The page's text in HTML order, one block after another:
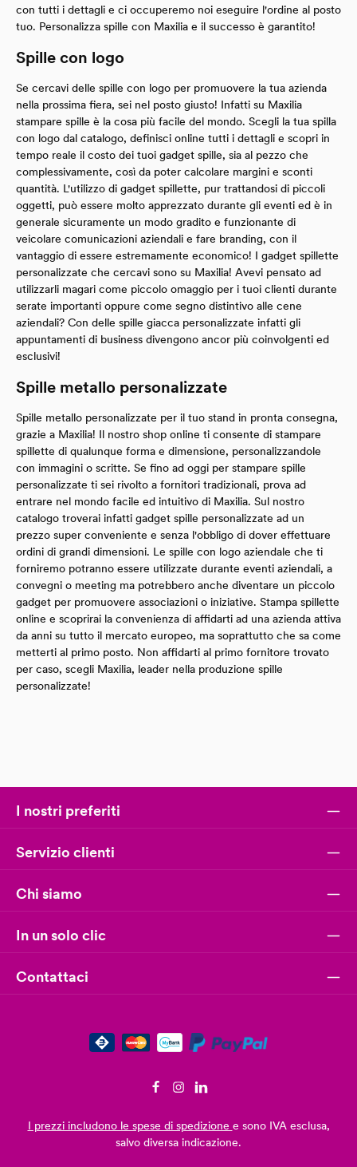
con tutti i dettagli e ci occuperemo noi eseguire l'ordine al posto
tuo. Personalizza spille con Maxilia e il successo è garantito!
Spille con logo
Se cercavi delle spille con logo per promuovere la tua azienda
nella prossima fiera, sei nel posto giusto! Infatti su Maxilia
stampare spille è la cosa più facile del mondo. Scegli la tua spilla
con logo dal catalogo, definisci online tutti i dettagli e scopri in
tempo reale il costo dei tuoi gadget spille, sia al pezzo che
complessivamente, così da poter calcolare margini e sconti
quantità. L'utilizzo di gadget spillette, pur trattandosi di piccoli
oggetti, può essere molto apprezzato durante gli eventi ed è in
generale sicuramente un modo gradito e funzionante di
veicolare comunicazioni aziendali e fare branding, con il
vantaggio di essere estremamente economico! I gadget spillette
personalizzate che cercavi sono su Maxilia! Avevi pensato ad
utilizzarli magari come piccolo omaggio per i tuoi clienti durante
serate importanti oppure come segno distintivo alle cene
aziendali? Con delle spille giacca personalizzate infatti gli
appuntamenti di business divengono ancor più coinvolgenti ed
esclusivi!
Spille metallo personalizzate
Spille metallo personalizzate per il tuo stand in pronta consegna,
grazie a Maxilia! Il nostro shop online ti consente di stampare
spillette di qualunque forma e dimensione, personalizzandole
con immagini o scritte. Se fino ad oggi per stampare spille
personalizzate ti sei rivolto a fornitori tradizionali, prova ad
entrare nel mondo facile ed intuitivo di Maxilia. Sul nostro
catalogo troverai infatti gadget spille personalizzate ad un
prezzo super conveniente e senza l'obbligo di dover effettuare
ordini di grandi dimensioni. Le spille con logo aziendale che ti
forniremo potranno essere utilizzate durante eventi aziendali, a
convegni o meeting ma potrebbero anche diventare un piccolo
gadget per promuovere associazioni o iniziative. Stampa spillette
online e scoprirai la convenienza di affidarti ad una azienda attiva
da anni su tutto il mercato europeo, ma soprattutto che sa come
metterti al primo posto. Non affidarti al primo fornitore trovato
per caso, scegli Maxilia, leader nella produzione spille
personalizzate!
I nostri preferiti
Servizio clienti
Chi siamo
In un solo clic
Contattaci
I prezzi includono le spese di spedizione e sono IVA esclusa,
salvo diversa indicazione.